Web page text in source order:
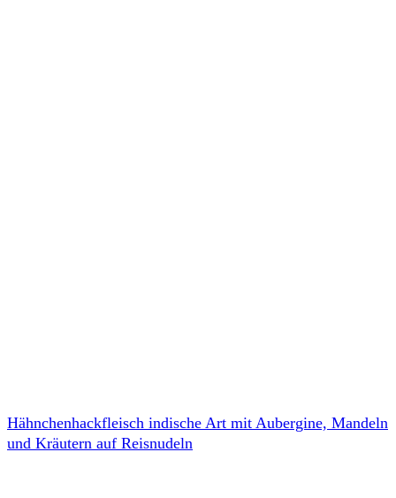
Hähnchenhackfleisch indische Art mit Aubergine, Mandeln
und Kräutern auf Reisnudeln